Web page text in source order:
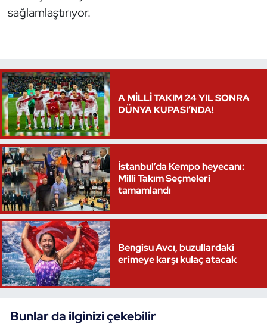
sağlamlaştırıyor.
A MİLLİ TAKIM 24 YIL SONRA
DÜNYA KUPASI’NDA!
İstanbul’da Kempo heyecanı:
Milli Takım Seçmeleri
tamamlandı
Bengisu Avcı, buzullardaki
erimeye karşı kulaç atacak
Bunlar da ilginizi çekebilir
Triatlon
Vücut Geliştirme Fitness
Wushu Kungfu
Yelken
Yüzme